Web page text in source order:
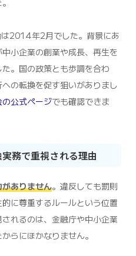
2014年2月でした。背景にあ
小企業の創業や成長、再生を
。国の政策とも歩調を合わ
の転換を促す狙いがありまし
公式ページでも確認できま
務で重視される理由
ありません。違反しても罰則
に尊重するルールという位置
れるのは、金融庁や中小企業
らにほかなりません。